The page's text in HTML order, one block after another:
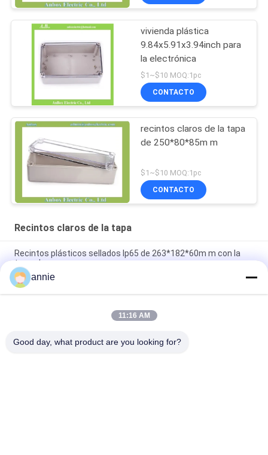
vivienda plástica
9.84x5.91x3.94inch para
la electrónica
$1~$10 MOQ:1pc
CONTACTO
recintos claros de la tapa
de 250*80*85m m
$1~$10 MOQ:1pc
CONTACTO
Recintos claros de la tapa
Recintos plásticos sellados Ip65 de 263*182*60m m con la
tapa clara
recintos claros herméticos de la tapa del ABS de
263*182*125m m
Tapa clara del recinto Ip65 de la caja de conexiones
annie
11:16 AM
Good day, what product are you looking for?